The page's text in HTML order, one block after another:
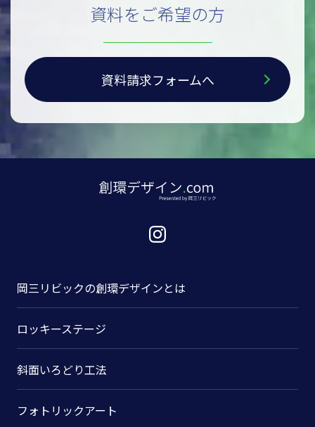
資料をご希望の方
資料請求フォームへ
岡三リビックの創環デザインとは
ロッキーステージ
斜面いろどり工法
フォトリックアート